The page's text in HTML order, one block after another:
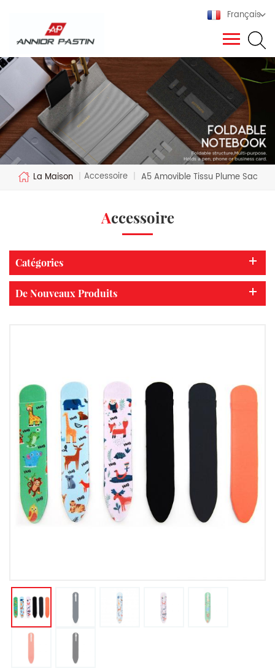
Français
La Maison | Accessoire | A5 Amovible Tissu Plume Sac
Accessoire
Catégories
De Nouveaux Produits